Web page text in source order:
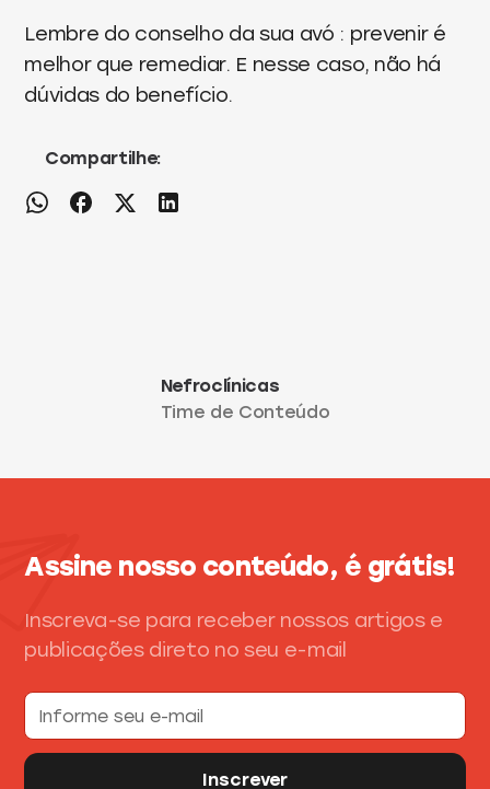
Lembre do conselho da sua avó : prevenir é
melhor que remediar. E nesse caso, não há
dúvidas do benefício.
Compartilhe:
Nefroclínicas
Time de Conteúdo
Assine nosso conteúdo, é grátis!
Inscreva-se para receber nossos artigos e
publicações direto no seu e-mail